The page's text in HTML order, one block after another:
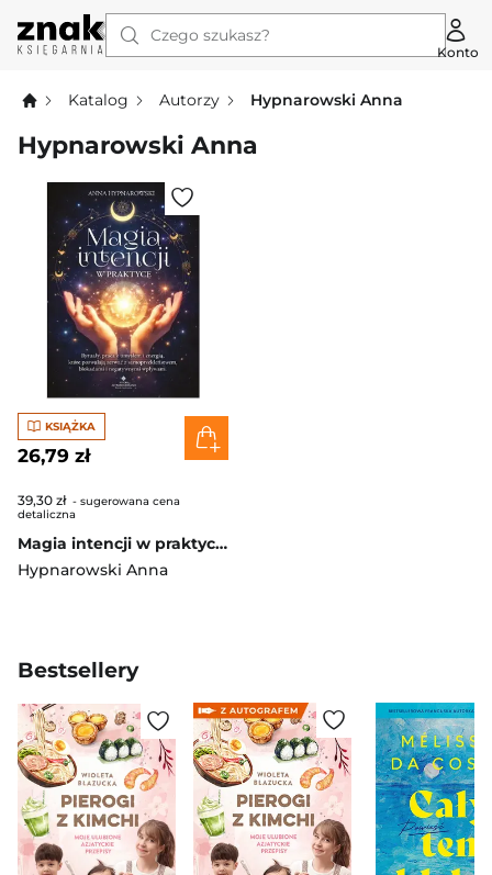
Czego szukasz?
Konto
Katalog Autorzy Hypnarowski Anna
Hypnarowski Anna
KSIĄŻKA
26,79 zł
39,30 zł - sugerowana cena
detaliczna
Magia intencji w praktyce. Rytuały, praca z umysłem i energią, które pozwalają zerwać z samoprzekleństwem, blokadami i negatywnymi wpływami
Hypnarowski Anna
Bestsellery